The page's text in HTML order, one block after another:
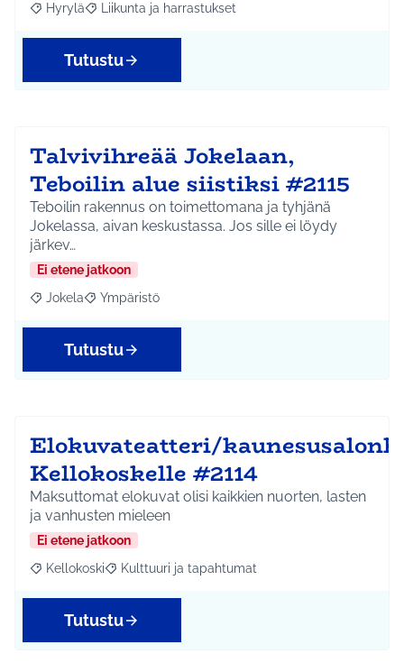
Rajaa tulokset aihepiirin mukaan: Hyrylä
Hyrylä Rajaa tulokset teeman mukaan: Liikunta ja
Liikunta ja harrastukset
Tutustu
Talvivihreää Jokelaan,
Teboilin alue siistiksi #2115
Teboilin rakennus on toimettomana ja tyhjänä
Jokelassa, aivan keskustassa. Jos sille ei löydy
järkev…
Ei etene jatkoon
Rajaa tulokset aihepiirin mukaan: Jokela
Jokela Rajaa tulokset teeman mukaan: Ympäristö
Ympäristö
Tutustu
Elokuvateatteri/
Kellokoskelle #2114
Maksuttomat elokuvat olisi kaikkien nuorten, lasten
ja vanhusten mieleen
Ei etene jatkoon
Rajaa tulokset aihepiirin mukaan: Kellokoski
Kellokoski Rajaa tulokset teeman mukaan: Kulttuuri ja
Kulttuuri ja tapahtumat
Tutustu